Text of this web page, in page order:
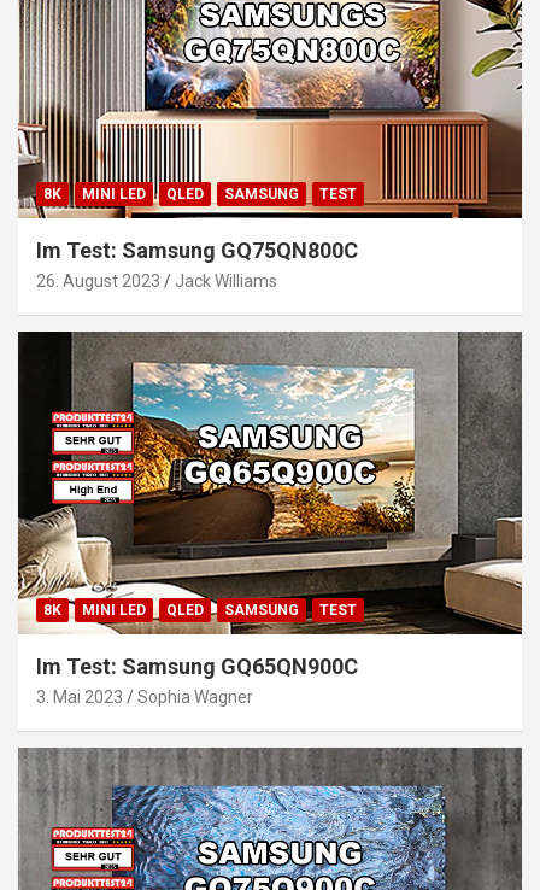
8K MINI LED QLED SAMSUNG TEST
Im Test: Samsung GQ75QN800C
26. August 2023 Jack Williams
8K MINI LED QLED SAMSUNG TEST
Im Test: Samsung GQ65QN900C
3. Mai 2023 Sophia Wagner